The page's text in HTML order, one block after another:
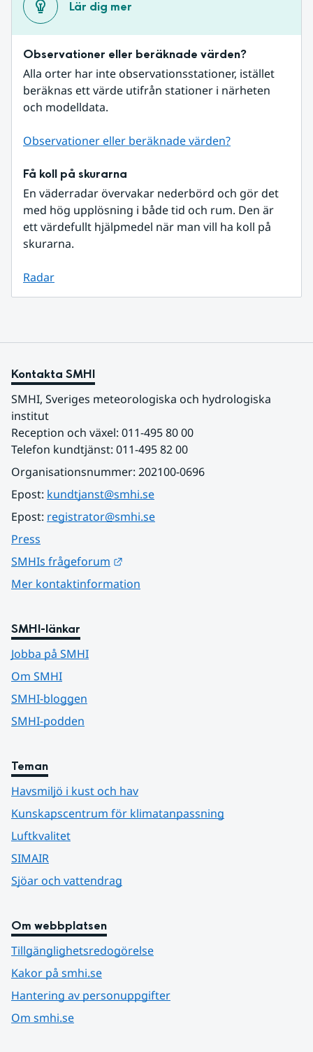
Lär dig mer
Observationer eller beräknade värden?
Alla orter har inte observationsstationer, istället
beräknas ett värde utifrån stationer i närheten
och modelldata.
Observationer eller beräknade värden?
Få koll på skurarna
En väderradar övervakar nederbörd och gör det
med hög upplösning i både tid och rum. Den är
ett värdefullt hjälpmedel när man vill ha koll på
skurarna.
Radar
Kontakta SMHI
SMHI, Sveriges meteorologiska och hydrologiska
institut
Reception och växel: 011-495 80 00
Telefon kundtjänst: 011-495 82 00
Organisationsnummer: 202100-0696
Epost: kundtjanst@smhi.se
Epost: registrator@smhi.se
Press
SMHIs frågeforum
Mer kontaktinformation
SMHI-länkar
Jobba på SMHI
Om SMHI
SMHI-bloggen
SMHI-podden
Teman
Havsmiljö i kust och hav
Kunskapscentrum för klimatanpassning
Luftkvalitet
SIMAIR
Sjöar och vattendrag
Om webbplatsen
Tillgänglighetsredogörelse
Kakor på smhi.se
Hantering av personuppgifter
Om smhi.se